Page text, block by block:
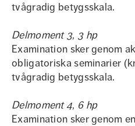
tvågradig betygsskala.
Delmoment 3, 3 hp
Examination sker genom
obligatoriska seminarier
tvågradig betygsskala.
Delmoment 4, 6 hp
Examination sker genom